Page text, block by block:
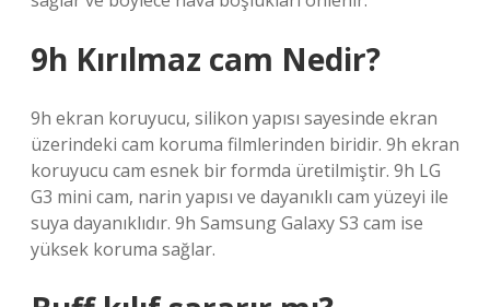
9h Kırılmaz cam Nedir?
9h ekran koruyucu, silikon yapısı sayesinde ekran
üzerindeki cam koruma filmlerinden biridir. 9h ekran
koruyucu cam esnek bir formda üretilmiştir. 9h LG
G3 mini cam, narin yapısı ve dayanıklı cam yüzeyi ile
suya dayanıklıdır. 9h Samsung Galaxy S3 cam ise
yüksek koruma sağlar.